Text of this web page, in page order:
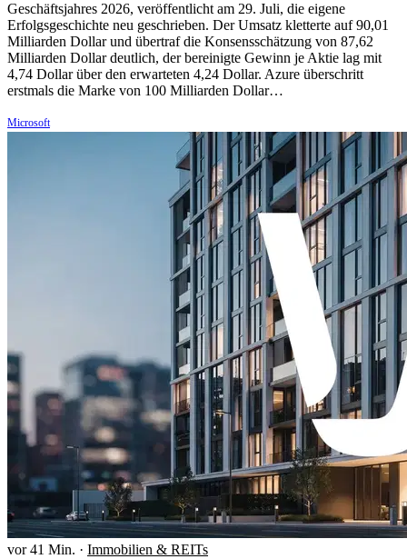
Geschäftsjahres 2026, veröffentlicht am 29. Juli, die eigene
Erfolgsgeschichte neu geschrieben. Der Umsatz kletterte auf 90,01
Milliarden Dollar und übertraf die Konsensschätzung von 87,62
Milliarden Dollar deutlich, der bereinigte Gewinn je Aktie lag mit
4,74 Dollar über den erwarteten 4,24 Dollar. Azure überschritt
erstmals die Marke von 100 Milliarden Dollar…
Microsoft
vor 41 Min. · Immobilien & REITs